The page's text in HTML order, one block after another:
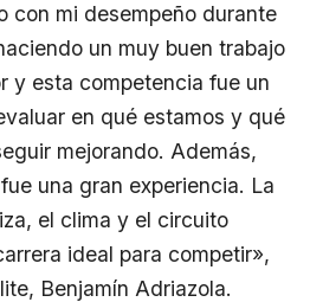
con mi desempeño durante
un muy buen trabajo
y esta competencia fue un
en qué estamos y qué
mejorando. Además,
una gran experiencia. La
el clima y el circuito
ideal para competir»,
Benjamín Adriazola.